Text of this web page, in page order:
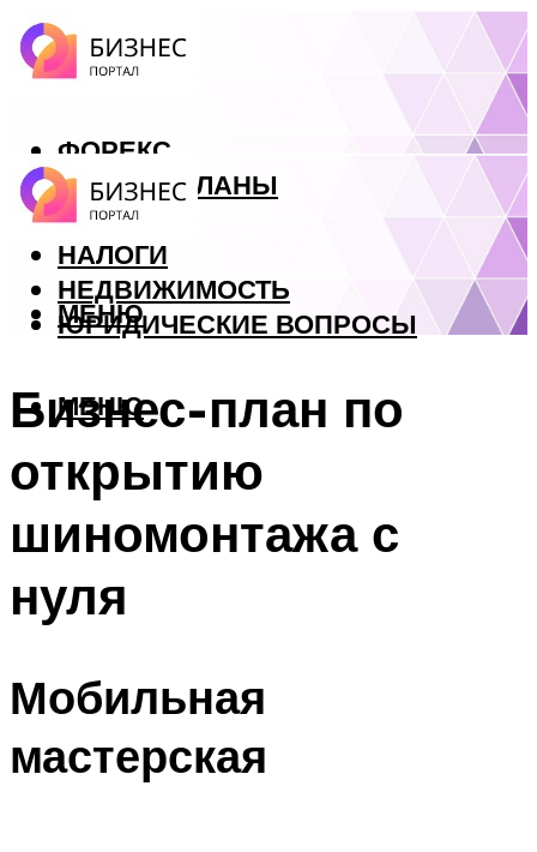
ФОРЕКС
БИЗНЕС ПЛАНЫ
КРЕДИТЫ
НАЛОГИ
НЕДВИЖИМОСТЬ
ЮРИДИЧЕСКИЕ ВОПРОСЫ
МЕНЮ
МЕНЮ
Бизнес-план по
открытию
шиномонтажа с
нуля
Мобильная
мастерская